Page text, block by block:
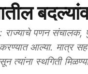
पणन संचालक, पुणे
करण्यात आल्या. मात्र
त्यांना स्थगिती